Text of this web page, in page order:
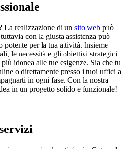
La realizzazione di un sito web può
con la giusta assistenza può
potente per la tua attività. Insieme
le necessità e gli obiettivi strategici
idonea alle tue esigenze. Sia che tu
o direttamente presso i tuoi uffici a
in ogni fase. Con la nostra
in un progetto solido e funzionale!